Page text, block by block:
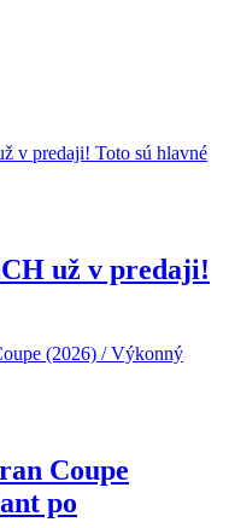
už v predaji!
Coupe
po